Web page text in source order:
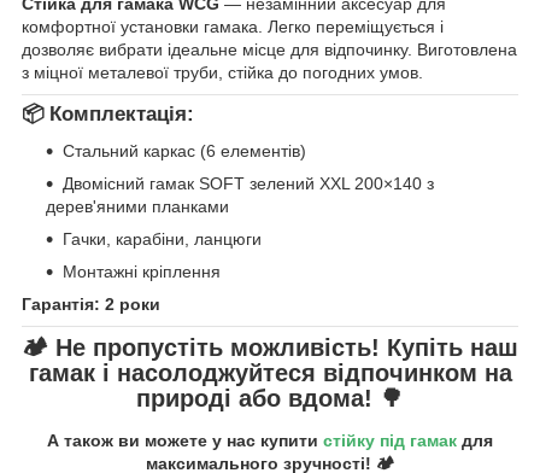
комфортної установки гамака. Легко переміщується і
дозволяє вибрати ідеальне місце для відпочинку. Виготовлена
з міцної металевої труби, стійка до погодних умов.
📦 Комплектація:
Стальний каркас (6 елементів)
Двомісний гамак SOFT зелений XXL 200×140 з
дерев'яними планками
Гачки, карабіни, ланцюги
Монтажні кріплення
Гарантія: 2 роки
🏕️ Не пропустіть можливість! Купіть наш
гамак і насолоджуйтеся відпочинком на
природі або вдома! 🌳
А також ви можете у нас купити стійку під гамак для
максимального зручності! 🏕️